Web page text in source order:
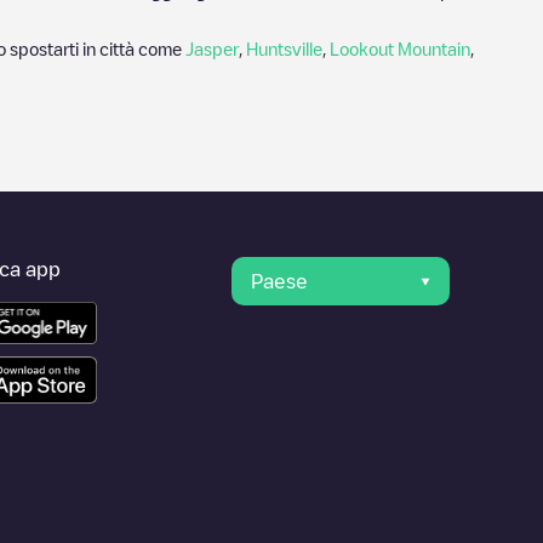
spostarti in città come Jasper, Huntsville Lookout Mountain
app
Paese